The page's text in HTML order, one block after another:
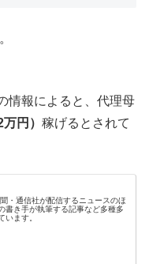
情報によると、代理母
円） 稼げるとされて
・通信社が配信するニュースのほ
書き手が執筆する記事など多種多
います。